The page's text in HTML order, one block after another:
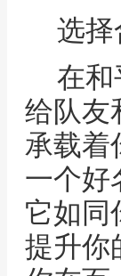
选择
在和
给队友
承载着
一个好
它如同
提升你